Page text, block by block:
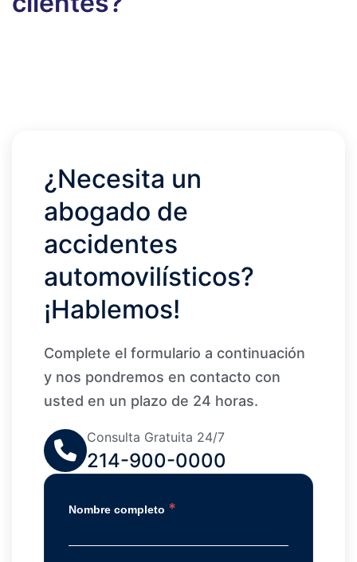
¿Necesita un
abogado de
accidentes
automovilísticos?
¡Hablemos!
Complete el formulario a continuación
y nos pondremos en contacto con
usted en un plazo de 24 horas.
Consulta Gratuita 24/7
214-900-0000
Nombre completo *